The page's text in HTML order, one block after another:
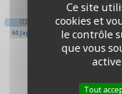
PROTÈGES CARTES FORMAT JAP
60 Japanese Prime Sleeves -
Ce site
cookies et
le contrôle
que vous
Tout